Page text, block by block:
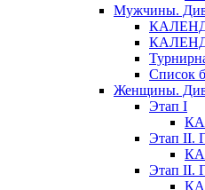
Мужчины.
Список
Женщины.
Этап I
Этап II.
Этап II.